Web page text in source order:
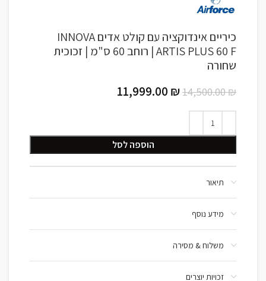
כיריים אינדוקציה עם קולט אדים INNOVA
ARTIS PLUS 60 F | רוחב 60 ס"מ | זכוכית
שחורה
14,500.00₪
11,999.00 ₪
הוספה לסל
תיאור
מידע נוסף
משלוח & מסירה
זכויות יוצרים